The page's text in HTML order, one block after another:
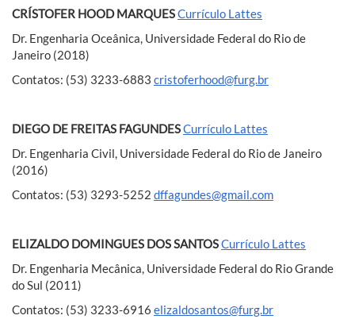
CRÍSTOFER HOOD MARQUESCurrículo Lattes
Dr. Engenharia Oceânica, Universidade Federal do Rio de
Janeiro (2018)
Contatos: (53) 3233-6883 cristoferhood@furg.br
DIEGO DE FREITAS FAGUNDESCurrículo Lattes
Dr. Engenharia Civil, Universidade Federal do Rio de Janeiro
(2016)
Contatos: (53) 3293-5252 dffagundes@gmail.com
ELIZALDO DOMINGUES DOS SANTOSCurrículo Lattes
Dr. Engenharia Mecânica, Universidade Federal do Rio Grande
do Sul (2011)
Contatos: (53) 3233-6916 elizaldosantos@furg.br